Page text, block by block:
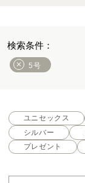
5号
ユニセックス
シルバー
プレゼント